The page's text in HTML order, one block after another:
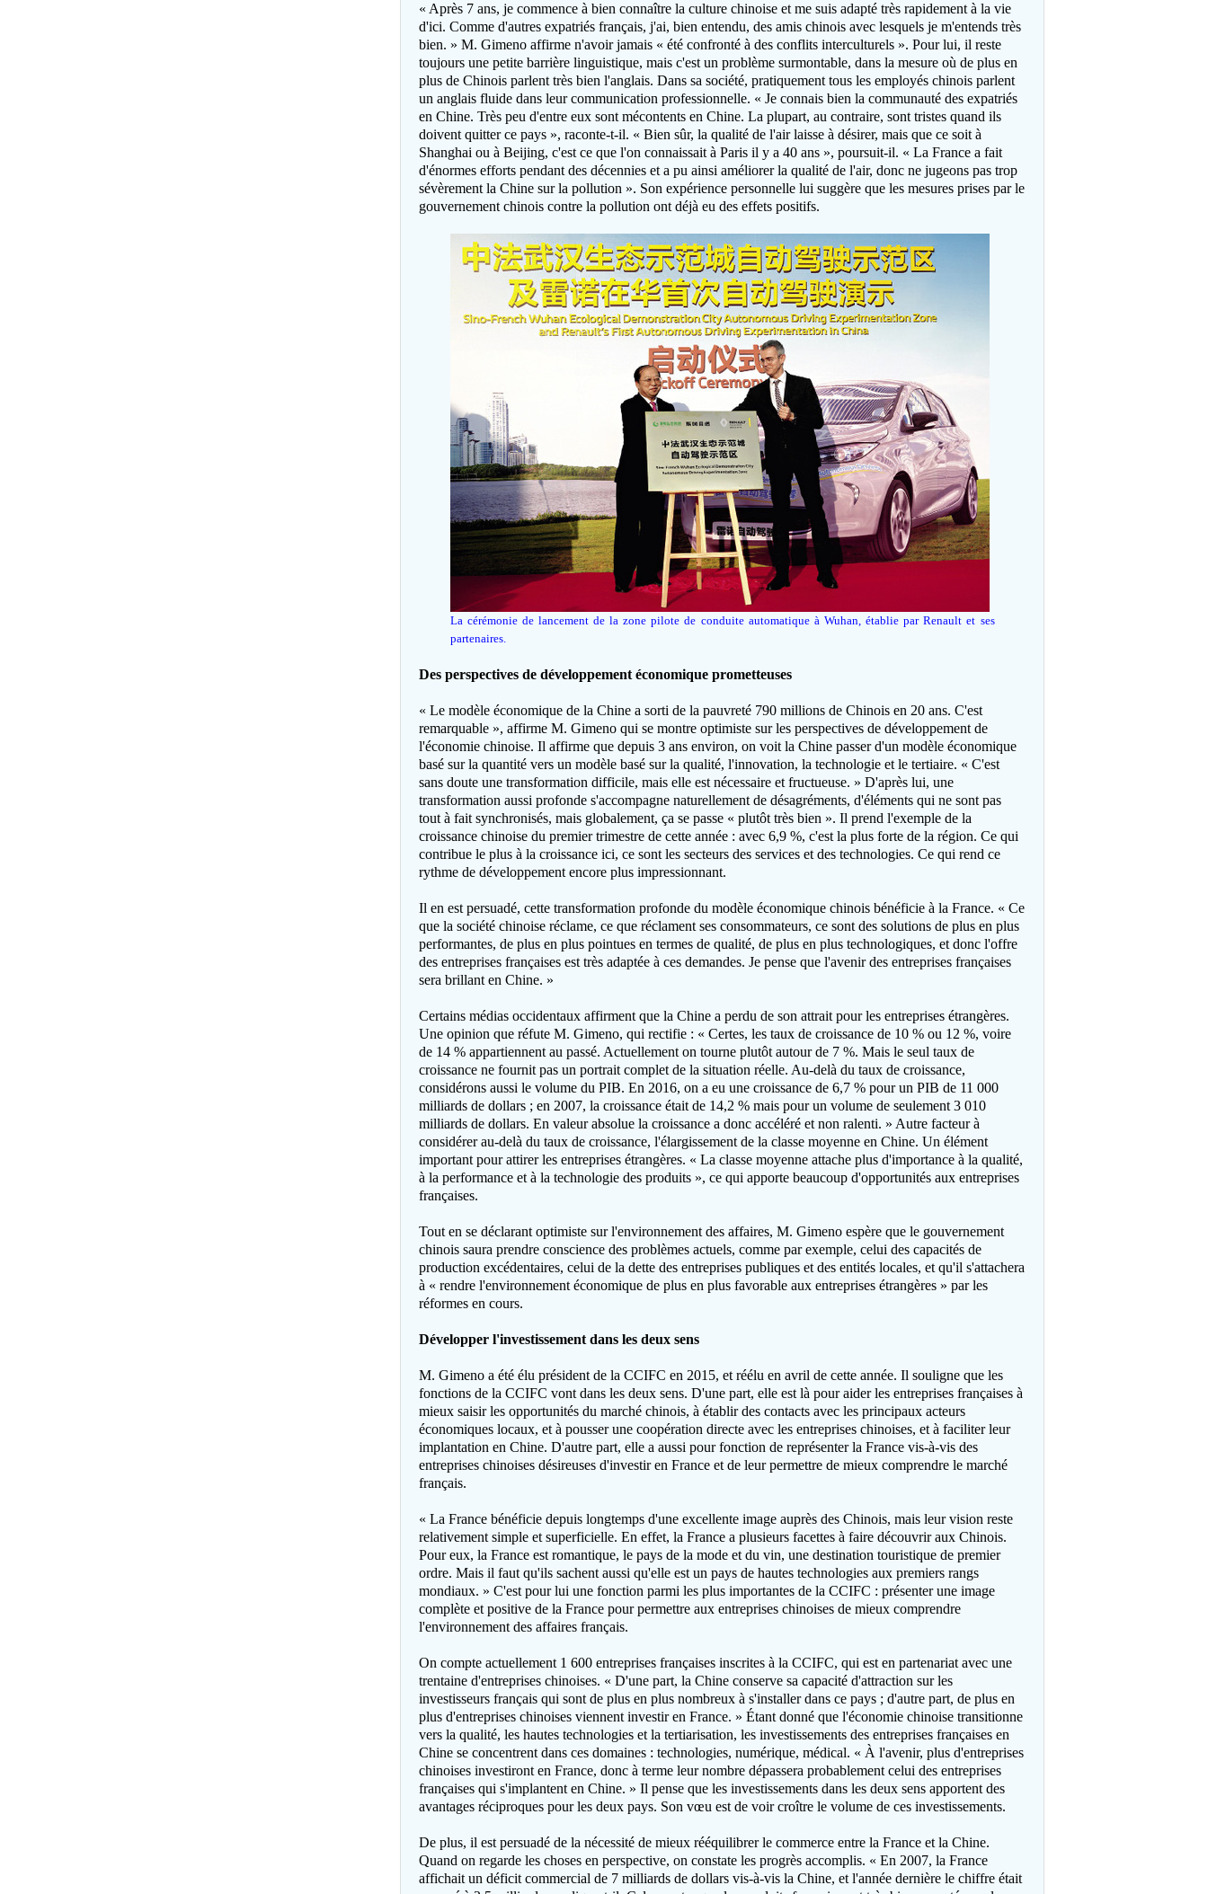
« Après 7 ans, je commence à bien connaître la culture chinoise et me suis adapté très rapidement à la vie
d'ici. Comme d'autres expatriés français, j'ai, bien entendu, des amis chinois avec lesquels je m'entends très
bien. » M. Gimeno affirme n'avoir jamais « été confronté à des conflits interculturels ». Pour lui, il reste
toujours une petite barrière linguistique, mais c'est un problème surmontable, dans la mesure où de plus en
plus de Chinois parlent très bien l'anglais. Dans sa société, pratiquement tous les employés chinois parlent
un anglais fluide dans leur communication professionnelle. « Je connais bien la communauté des expatriés
en Chine. Très peu d'entre eux sont mécontents en Chine. La plupart, au contraire, sont tristes quand ils
doivent quitter ce pays », raconte-t-il. « Bien sûr, la qualité de l'air laisse à désirer, mais que ce soit à
Shanghai ou à Beijing, c'est ce que l'on connaissait à Paris il y a 40 ans », poursuit-il. « La France a fait
d'énormes efforts pendant des décennies et a pu ainsi améliorer la qualité de l'air, donc ne jugeons pas trop
sévèrement la Chine sur la pollution ». Son expérience personnelle lui suggère que les mesures prises par le
gouvernement chinois contre la pollution ont déjà eu des effets positifs.
La cérémonie de lancement de la zone pilote de conduite automatique à Wuhan, établie par Renault et ses
partenaires.
Des perspectives de développement économique prometteuses
« Le modèle économique de la Chine a sorti de la pauvreté 790 millions de Chinois en 20 ans. C'est
remarquable », affirme M. Gimeno qui se montre optimiste sur les perspectives de développement de
l'économie chinoise. Il affirme que depuis 3 ans environ, on voit la Chine passer d'un modèle économique
basé sur la quantité vers un modèle basé sur la qualité, l'innovation, la technologie et le tertiaire. « C'est
sans doute une transformation difficile, mais elle est nécessaire et fructueuse. » D'après lui, une
transformation aussi profonde s'accompagne naturellement de désagréments, d'éléments qui ne sont pas
tout à fait synchronisés, mais globalement, ça se passe « plutôt très bien ». Il prend l'exemple de la
croissance chinoise du premier trimestre de cette année : avec 6,9 %, c'est la plus forte de la région. Ce qui
contribue le plus à la croissance ici, ce sont les secteurs des services et des technologies. Ce qui rend ce
rythme de développement encore plus impressionnant.
Il en est persuadé, cette transformation profonde du modèle économique chinois bénéficie à la France. « Ce
que la société chinoise réclame, ce que réclament ses consommateurs, ce sont des solutions de plus en plus
performantes, de plus en plus pointues en termes de qualité, de plus en plus technologiques, et donc l'offre
des entreprises françaises est très adaptée à ces demandes. Je pense que l'avenir des entreprises françaises
sera brillant en Chine. »
Certains médias occidentaux affirment que la Chine a perdu de son attrait pour les entreprises étrangères.
Une opinion que réfute M. Gimeno, qui rectifie : « Certes, les taux de croissance de 10 % ou 12 %, voire
de 14 % appartiennent au passé. Actuellement on tourne plutôt autour de 7 %. Mais le seul taux de
croissance ne fournit pas un portrait complet de la situation réelle. Au-delà du taux de croissance,
considérons aussi le volume du PIB. En 2016, on a eu une croissance de 6,7 % pour un PIB de 11 000
milliards de dollars ; en 2007, la croissance était de 14,2 % mais pour un volume de seulement 3 010
milliards de dollars. En valeur absolue la croissance a donc accéléré et non ralenti. » Autre facteur à
considérer au-delà du taux de croissance, l'élargissement de la classe moyenne en Chine. Un élément
important pour attirer les entreprises étrangères. « La classe moyenne attache plus d'importance à la qualité,
à la performance et à la technologie des produits », ce qui apporte beaucoup d'opportunités aux entreprises
françaises.
Tout en se déclarant optimiste sur l'environnement des affaires, M. Gimeno espère que le gouvernement
chinois saura prendre conscience des problèmes actuels, comme par exemple, celui des capacités de
production excédentaires, celui de la dette des entreprises publiques et des entités locales, et qu'il s'attachera
à « rendre l'environnement économique de plus en plus favorable aux entreprises étrangères » par les
réformes en cours.
Développer l'investissement dans les deux sens
M. Gimeno a été élu président de la CCIFC en 2015, et réélu en avril de cette année. Il souligne que les
fonctions de la CCIFC vont dans les deux sens. D'une part, elle est là pour aider les entreprises françaises à
mieux saisir les opportunités du marché chinois, à établir des contacts avec les principaux acteurs
économiques locaux, et à pousser une coopération directe avec les entreprises chinoises, et à faciliter leur
implantation en Chine. D'autre part, elle a aussi pour fonction de représenter la France vis-à-vis des
entreprises chinoises désireuses d'investir en France et de leur permettre de mieux comprendre le marché
français.
« La France bénéficie depuis longtemps d'une excellente image auprès des Chinois, mais leur vision reste
relativement simple et superficielle. En effet, la France a plusieurs facettes à faire découvrir aux Chinois.
Pour eux, la France est romantique, le pays de la mode et du vin, une destination touristique de premier
ordre. Mais il faut qu'ils sachent aussi qu'elle est un pays de hautes technologies aux premiers rangs
mondiaux. » C'est pour lui une fonction parmi les plus importantes de la CCIFC : présenter une image
complète et positive de la France pour permettre aux entreprises chinoises de mieux comprendre
l'environnement des affaires français.
On compte actuellement 1 600 entreprises françaises inscrites à la CCIFC, qui est en partenariat avec une
trentaine d'entreprises chinoises. « D'une part, la Chine conserve sa capacité d'attraction sur les
investisseurs français qui sont de plus en plus nombreux à s'installer dans ce pays ; d'autre part, de plus en
plus d'entreprises chinoises viennent investir en France. » Étant donné que l'économie chinoise transitionne
vers la qualité, les hautes technologies et la tertiarisation, les investissements des entreprises françaises en
Chine se concentrent dans ces domaines : technologies, numérique, médical. « À l'avenir, plus d'entreprises
chinoises investiront en France, donc à terme leur nombre dépassera probablement celui des entreprises
françaises qui s'implantent en Chine. » Il pense que les investissements dans les deux sens apportent des
avantages réciproques pour les deux pays. Son vœu est de voir croître le volume de ces investissements.
De plus, il est persuadé de la nécessité de mieux rééquilibrer le commerce entre la France et la Chine.
Quand on regarde les choses en perspective, on constate les progrès accomplis. « En 2007, la France
affichait un déficit commercial de 7 milliards de dollars vis-à-vis la Chine, et l'année dernière le chiffre était